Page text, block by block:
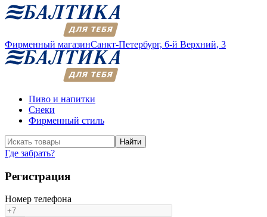
Фирменный магазинСанкт-Петербург, 6-й Верхний, 3
Пиво и напитки
Снеки
Фирменный стиль
Найти
Где забрать?
Регистрация
Номер телефона